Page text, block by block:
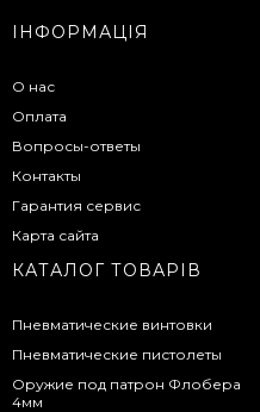
ІНФОРМАЦІЯ
О нас
Оплата
Вопросы-ответы
Контакты
Гарантия сервис
Карта сайта
КАТАЛОГ ТОВАРІВ
Пневматические винтовки
Пневматические пистолеты
Оружие под патрон Флобера
4мм